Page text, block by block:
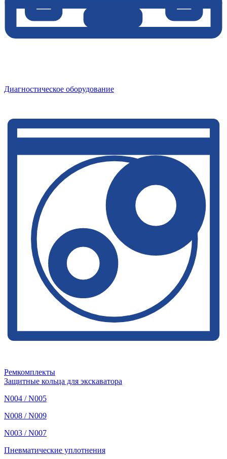
Диагностическое оборудование
Ремкомплекты
Защитные кольца для экскаватора
N004 / N005
N008 / N009
N003 / N007
Пневматические уплотнения